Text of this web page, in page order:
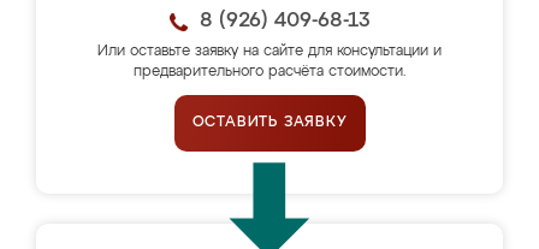
8 (926) 409-68-13
Или оставьте заявку на сайте для консультации и
предварительного расчёта стоимости.
ОСТАВИТЬ ЗАЯВКУ